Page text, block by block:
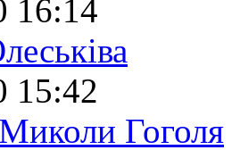
16:14
15:42
Гоголя